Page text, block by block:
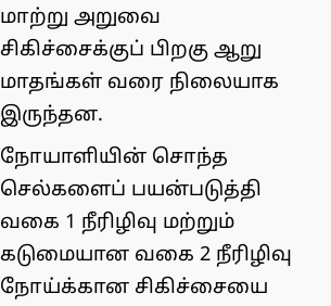
மாற்று அறுவை
சிகிச்சைக்குப் பிறகு ஆறு
மாதங்கள் வரை நிலையாக
இருந்தன.
நோயாளியின் சொந்த
செல்களைப் பயன்படுத்தி
வகை 1 நீரிழிவு மற்றும்
கடுமையான வகை 2 நீரிழிவு
நோய்க்கான சிகிச்சையை